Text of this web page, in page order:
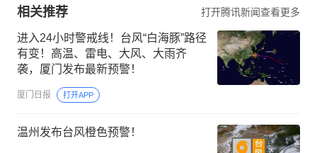
相关推荐 打开腾讯新闻查看更多
进入24小时警戒线！台风“白海豚”路径
有变！高温、雷电、大风、大雨齐
袭，厦门发布最新预警！
厦门日报 打开APP
温州发布台风橙色预警！